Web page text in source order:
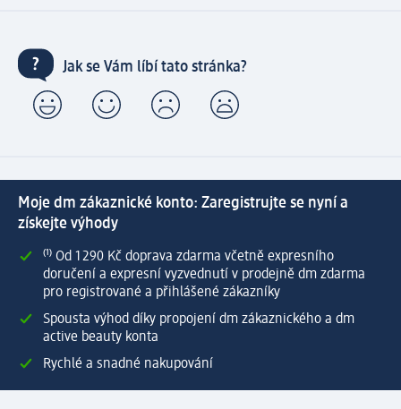
Jak se Vám líbí tato stránka?
Moje dm zákaznické konto: Zaregistrujte se nyní a
získejte výhody
⁽¹⁾ Od 1 290 Kč doprava zdarma včetně expresního
doručení a expresní vyzvednutí v prodejně dm zdarma
pro registrované a přihlášené zákazníky
Spousta výhod díky propojení dm zákaznického a dm
active beauty konta
Rychlé a snadné nakupování